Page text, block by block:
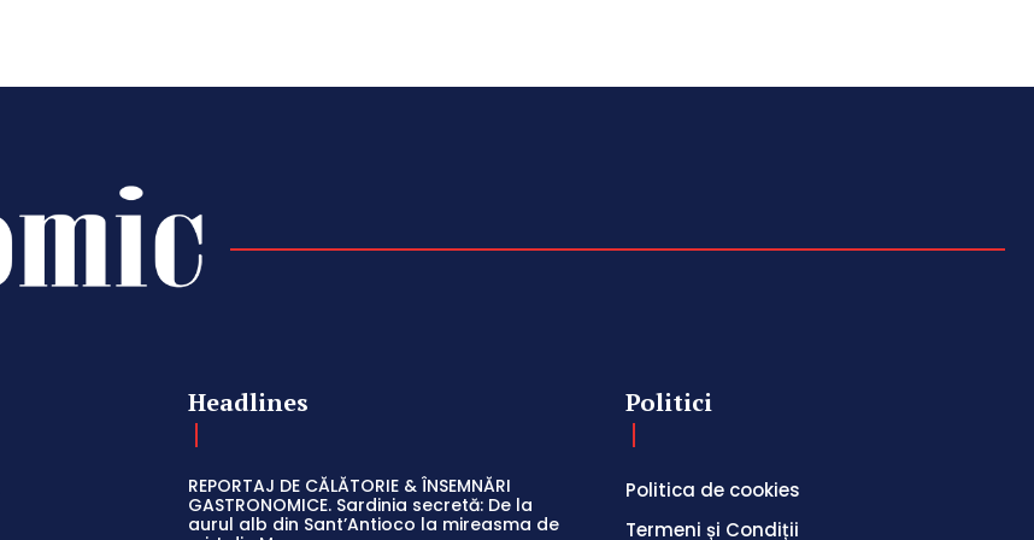
Headlines
REPORTAJ DE CĂLĂTORIE & ÎNSEMNĂRI
GASTRONOMICE. Sardinia secretă: De la
aurul alb din Sant’Antioco la mireasma de
Politici
Politica de cookies
Termeni și Condiții